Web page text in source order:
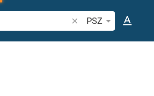
Szukaj wersetu lub
PSZ